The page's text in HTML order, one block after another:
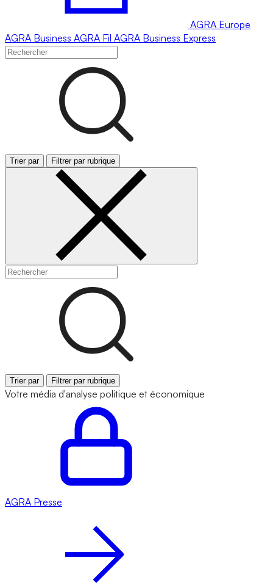
AGRA Europe
AGRA Business AGRA Fil AGRA Business Express
Trier par Filtrer par rubrique
Trier par Filtrer par rubrique
Votre média d'analyse politique et économique
AGRA Presse